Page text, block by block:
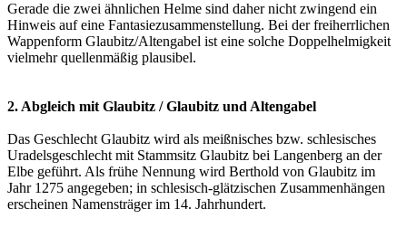
Gerade die zwei ähnlichen Helme sind daher nicht zwingend ein
Hinweis auf eine Fantasiezusammenstellung. Bei der freiherrlichen
Wappenform Glaubitz/Altengabel ist eine solche Doppelhelmigkeit
vielmehr quellenmäßig plausibel.
2. Abgleich mit Glaubitz / Glaubitz und Altengabel
Das Geschlecht Glaubitz wird als meißnisches bzw. schlesisches
Uradelsgeschlecht mit Stammsitz Glaubitz bei Langenberg an der
Elbe geführt. Als frühe Nennung wird Berthold von Glaubitz im
Jahr 1275 angegeben; in schlesisch-glätzischen Zusammenhängen
erscheinen Namensträger im 14. Jahrhundert.